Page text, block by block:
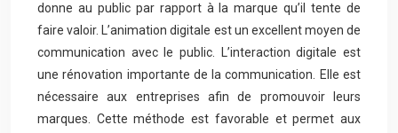
donne au public par rapport à la marque qu’il tente de
faire valoir. L’animation digitale est un excellent moyen de
communication avec le public. L’interaction digitale est
une rénovation importante de la communication. Elle est
nécessaire aux entreprises afin de promouvoir leurs
marques. Cette méthode est favorable et permet aux